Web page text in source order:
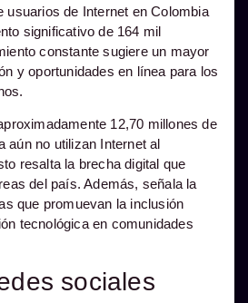
usuarios de Internet en Colombia
significativo de 164 mil
constante sugiere un mayor
y oportunidades en línea para los
12,70 millones de
aún no utilizan Internet al
resalta la brecha digital que
del país. Además, señala la
que promuevan la inclusión
tecnológica en comunidades
sociales